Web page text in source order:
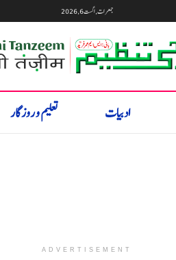
جمعرات, اگست 6, 2026
ادبیات تعلیم و روزگار
ADVERTISEMENT